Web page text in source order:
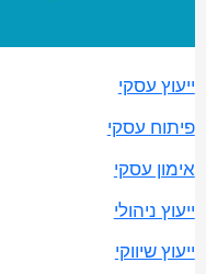
ייעוץ עסקי
פיתוח עסקי
אימון עסקי
ייעוץ ניהולי
ייעוץ שיווקי